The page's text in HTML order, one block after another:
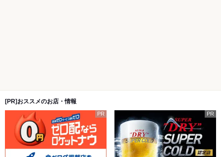
[PR]おススメのお店・情報
PR PR